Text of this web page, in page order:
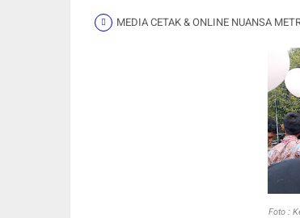
MEDIA CETAK & ONLINE NUANSA
Foto :